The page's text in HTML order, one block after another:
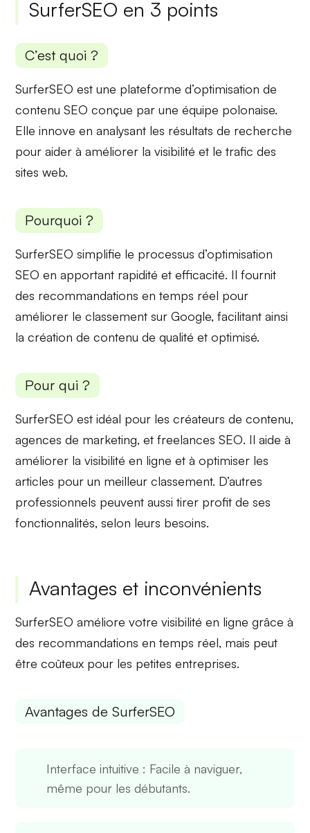
SurferSEO en 3 points
C’est quoi ?
SurferSEO est une plateforme d’optimisation de
contenu SEO conçue par une équipe polonaise.
Elle innove en analysant les résultats de recherche
pour aider à améliorer la visibilité et le trafic des
sites web.
Pourquoi ?
SurferSEO simplifie le processus d’optimisation
SEO en apportant rapidité etefficacité. Il fournit
des recommandations en temps réel pour
améliorer le classement sur Google, facilitant ainsi
la création de contenu de qualité et optimisé.
Pour qui ?
SurferSEO est idéal pour lescréateurs de contenu,
agences de marketing, etfreelances SEO. Il aide à
améliorer la visibilité en ligne et à optimiser les
articles pour un meilleur classement. D’autres
professionnels peuvent aussi tirer profit de ses
fonctionnalités, selon leurs besoins.
Avantages et inconvénients
SurferSEO améliore votre visibilité en ligne grâce à
des recommandations en temps réel, mais peut
être coûteux pour les petites entreprises.
Avantages de SurferSEO
Interface intuitive : Facile à naviguer,
même pour les débutants.